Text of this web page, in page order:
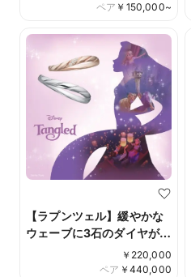
￥ 150,000~
ペア
【ラプンツェル】緩やかな
ウェーブに3石のダイヤが輝
く Best day Ever￥ 220,000
￥ 440,000
ペア